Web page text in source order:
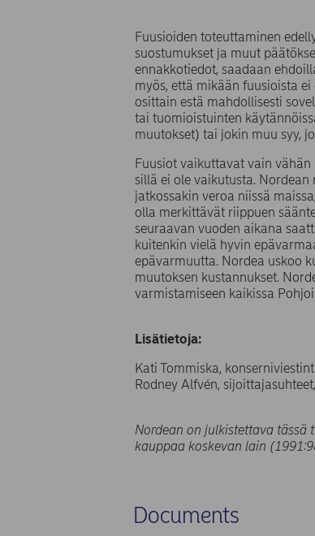
Fuusioiden toteuttaminen
suostumukset ja muut
ennakkotiedot, saadaan
myös, että mikään fuusioista
osittain estä mahdollisesti
tai tuomioistuinten
muutokset) tai jokin muu syy,
Fuusiot vaikuttavat vain
sillä ei ole vaikutusta.
jatkossakin veroa niissä
olla merkittävät riippuen
seuraavan vuoden aikana
kuitenkin vielä hyvin
epävarmuutta. Nordea uskoo
muutoksen kustannukset.
varmistamiseen kaikissa
Lisätietoja:
Kati Tommiska,
Rodney Alfvén,
Nordean on julkistettava tässä
kauppaa koskevan lain
Documents